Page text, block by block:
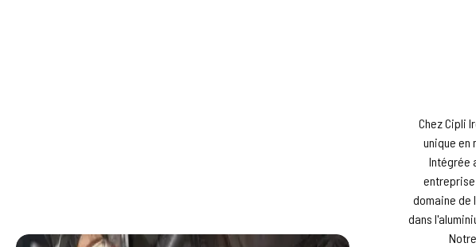
Chez Cipli
unique en
Intégrée
entreprise
domaine de
dans